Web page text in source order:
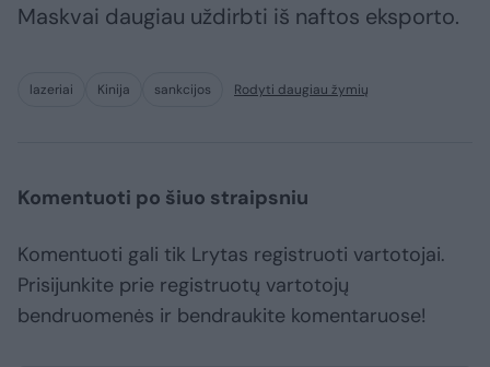
Maskvai daugiau uždirbti iš naftos eksporto.
lazeriai Kinija sankcijos Rodyti daugiau žymių
Komentuoti po šiuo straipsniu
Komentuoti gali tik Lrytas registruoti vartotojai.
Prisijunkite prie registruotų vartotojų
bendruomenės ir bendraukite komentaruose!